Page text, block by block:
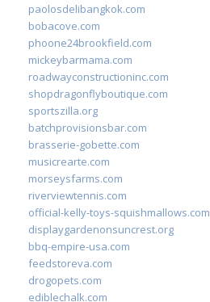
paolosdelibangkok.com
bobacove.com
phoone24brookfield.com
mickeybarmama.com
roadwayconstructioninc.com
shopdragonflyboutique.com
sportszilla.org
batchprovisionsbar.com
brasserie-gobette.com
musicrearte.com
morseysfarms.com
riverviewtennis.com
official-kelly-toys-squishmallows.com
displaygardenonsuncrest.org
bbq-empire-usa.com
feedstoreva.com
drogopets.com
ediblechalk.com